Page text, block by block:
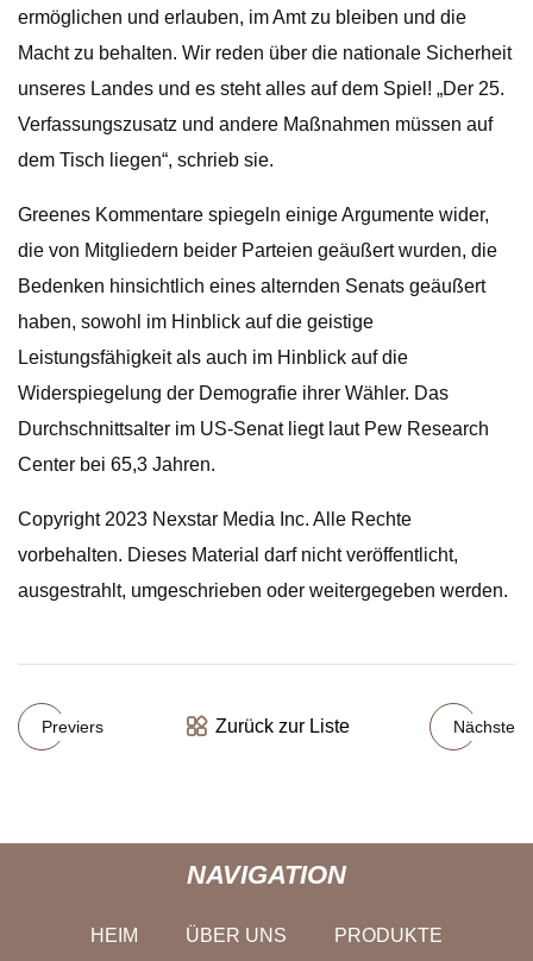
ermöglichen und erlauben, im Amt zu bleiben und die
Macht zu behalten. Wir reden über die nationale Sicherheit
unseres Landes und es steht alles auf dem Spiel! „Der 25.
Verfassungszusatz und andere Maßnahmen müssen auf
dem Tisch liegen“, schrieb sie.
Greenes Kommentare spiegeln einige Argumente wider,
die von Mitgliedern beider Parteien geäußert wurden, die
Bedenken hinsichtlich eines alternden Senats geäußert
haben, sowohl im Hinblick auf die geistige
Leistungsfähigkeit als auch im Hinblick auf die
Widerspiegelung der Demografie ihrer Wähler. Das
Durchschnittsalter im US-Senat liegt laut Pew Research
Center bei 65,3 Jahren.
Copyright 2023 Nexstar Media Inc. Alle Rechte
vorbehalten. Dieses Material darf nicht veröffentlicht,
ausgestrahlt, umgeschrieben oder weitergegeben werden.
Previers Zurück zur Liste Nächste
NAVIGATION
HEIM ÜBER UNS PRODUKTE